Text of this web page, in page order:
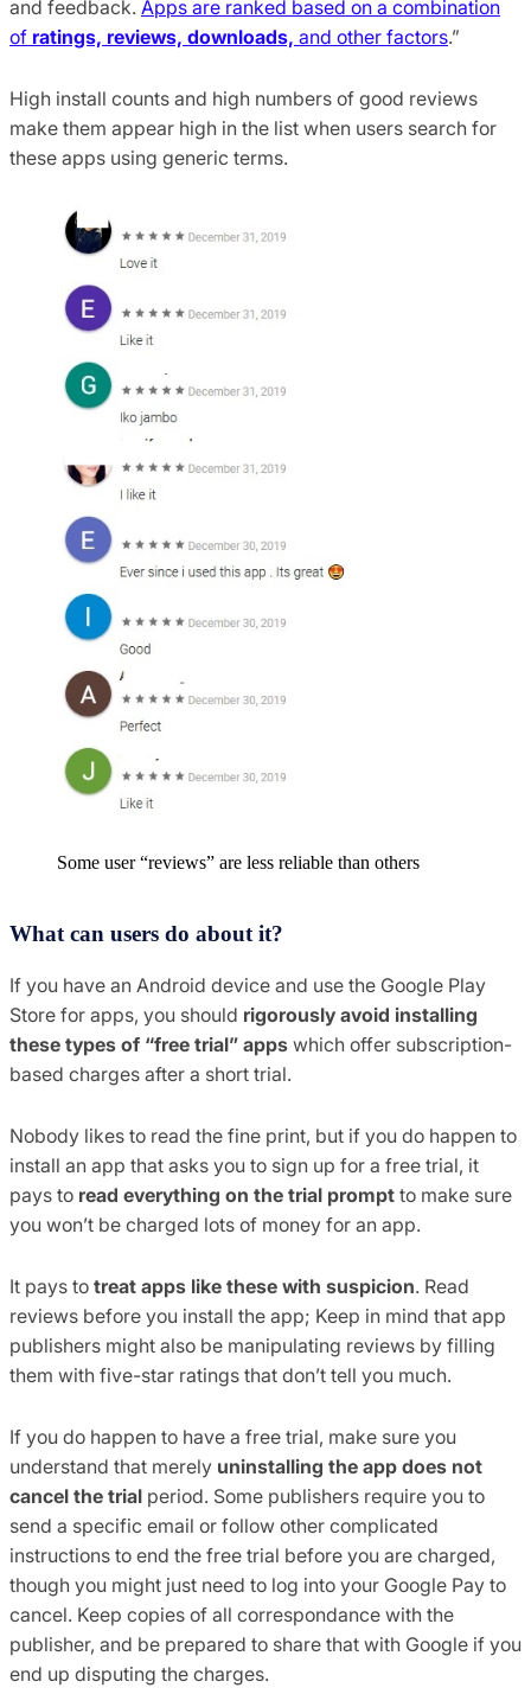
and feedback. Apps are ranked based on a combination
of ratings, reviews, downloads, and other factors.”
High install counts and high numbers of good reviews
make them appear high in the list when users search for
these apps using generic terms.
Some user “reviews” are less reliable than others
What can users do about it?
If you have an Android device and use the Google Play
Store for apps, you should rigorously avoid installing
these types of “free trial” apps which offer subscription-
based charges after a short trial.
Nobody likes to read the fine print, but if you do happen to
install an app that asks you to sign up for a free trial, it
pays to read everything on the trial prompt to make sure
you won’t be charged lots of money for an app.
It pays to treat apps like these with suspicion. Read
reviews before you install the app; Keep in mind that app
publishers might also be manipulating reviews by filling
them with five-star ratings that don’t tell you much.
If you do happen to have a free trial, make sure you
understand that merely uninstalling the app does not
cancel the trial period. Some publishers require you to
send a specific email or follow other complicated
instructions to end the free trial before you are charged,
though you might just need to log into your Google Pay to
cancel. Keep copies of all correspondance with the
publisher, and be prepared to share that with Google if you
end up disputing the charges.